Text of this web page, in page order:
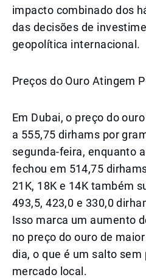
impacto combinado dos
das decisões de
geopolítica internacional.
Preços do Ouro Atingem
Em Dubai, o preço do
a 555,75 dirhams por
segunda-feira, enquanto
fechou em 514,75
21K, 18K e 14K também
493,5, 423,0 e 330,0
Isso marca um aumento
no preço do ouro de
dia, o que é um salto
mercado local.